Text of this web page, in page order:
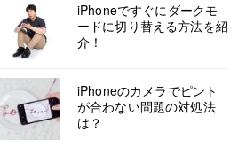
iPhoneですぐにダークモ
ードに切り替える方法を紹
介！
iPhoneのカメラでピント
が合わない問題の対処法
は？